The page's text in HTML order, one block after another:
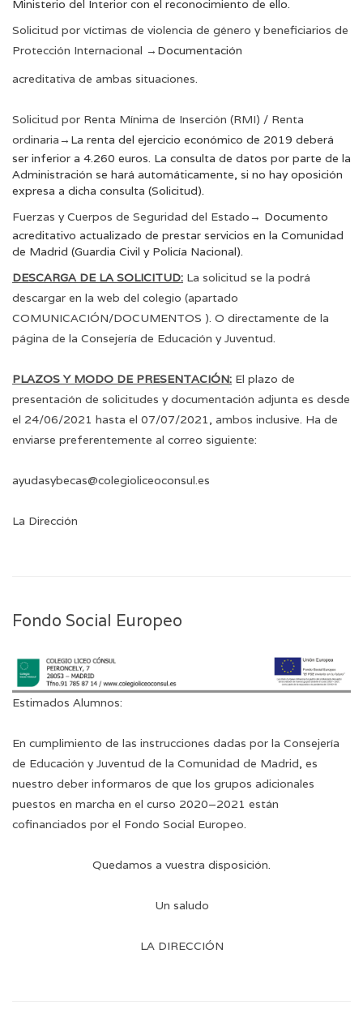
Ministerio del Interior con el reconocimiento de ello.
Solicitud por víctimas de violencia de género y beneficiarios de
Protección Internacional → Documentación
acreditativa de ambas situaciones.
Solicitud por Renta Mínima de Inserción (RMI) / Renta
ordinaria→ La renta del ejercicio económico de 2019 deberá
ser inferior a 4.260 euros. La consulta de datos por parte de la
Administración se hará automáticamente, si no hay oposición
expresa a dicha consulta (Solicitud).
Fuerzas y Cuerpos de Seguridad del Estado→ Documento
acreditativo actualizado de prestar servicios en la Comunidad
de Madrid (Guardia Civil y Policía Nacional).
DESCARGA DE LA SOLICITUD: La solicitud se la podrá
descargar en la web del colegio (apartado
COMUNICACIÓN/DOCUMENTOS ). O directamente de la
página de la Consejería de Educación y Juventud.
PLAZOS Y MODO DE PRESENTACIÓN: El plazo de
presentación de solicitudes y documentación adjunta es desde
el 24/06/2021 hasta el 07/07/2021, ambos inclusive. Ha de
enviarse preferentemente al correo siguiente:
ayudasybecas@colegioliceoconsul.es
La Dirección
Fondo Social Europeo
Estimados Alumnos:
En cumplimiento de las instrucciones dadas por la Consejería
de Educación y Juventud de la Comunidad de Madrid, es
nuestro deber informaros de que los grupos adicionales
puestos en marcha en el curso 2020–2021 están
cofinanciados por el Fondo Social Europeo.
Quedamos a vuestra disposición.
Un saludo
LA DIRECCIÓN